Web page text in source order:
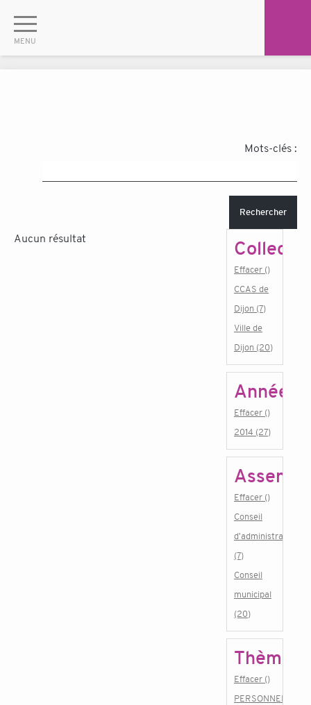
Mots-clés :
Rechercher
Aucun résultat
Effacer ()
CCAS de
Dijon (7)
Ville de
Dijon (20)
Année
Effacer ()
2014 (27)
Effacer ()
Conseil
d'administration
(7)
Conseil
municipal
(20)
Thème
Effacer ()
PERSONNEL